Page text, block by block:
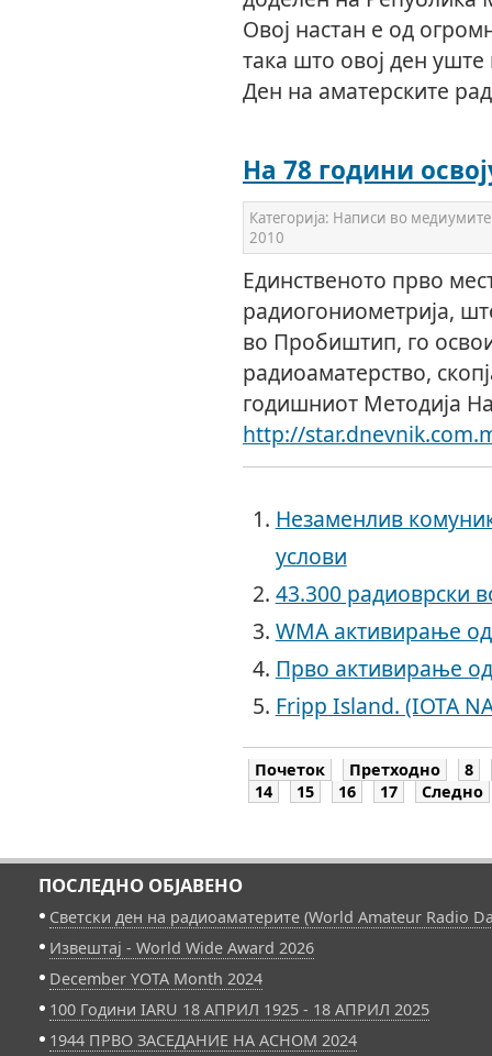
Овој настан е од
така што овој ден уште
Ден на аматерските
На 78 години
Категорија: Написи во медиумите
2010
Единственото прво
радиогониометрија,
во Пробиштип, го
радиоаматерство,
годишниот Методија
http://
Незаменлив
услови
43.300 радиоврски
WMA активирање
Прво активирање
Fripp Island. (IOTA
Почеток Претходно
8
14
15 16 17 Следно
ПОСЛЕДНО ОБЈАВЕНО
Светски ден на радиоаматерите (World Amateur Radio
Извештај - World Wide Award 2026
December YOTA Month 2024
100 Години IARU 18 АПРИЛ 1925 - 18 АПРИЛ 2025
1944 ПРВО ЗАСЕДАНИЕ НА АСНОМ 2024